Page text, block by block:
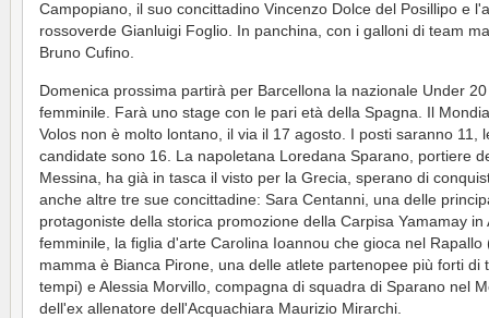
Campopiano, il suo concittadino Vincenzo Dolce del Posillipo e
rossoverde Gianluigi Foglio. In panchina, con i galloni di team
Bruno Cufino.
Domenica prossima partirà per Barcellona la nazionale Under 20
femminile. Farà uno stage con le pari età della Spagna. Il
Volos non è molto lontano, il via il 17 agosto. I posti saranno 11,
candidate sono 16. La napoletana Loredana Sparano, portiere
Messina, ha già in tasca il visto per la Grecia, sperano di
anche altre tre sue concittadine: Sara Centanni, una delle
protagoniste della storica promozione della Carpisa Yamamay in
femminile, la figlia d'arte Carolina Ioannou che gioca nel Rapallo
mamma è Bianca Pirone, una delle atlete partenopee più forti di
tempi) e Alessia Morvillo, compagna di squadra di Sparano nel
dell'ex allenatore dell'Acquachiara Maurizio Mirarchi.